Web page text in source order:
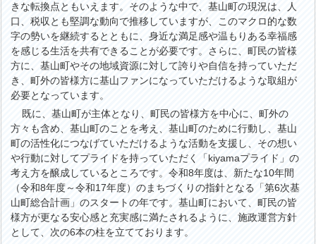
きな転換点ともいえます。そのような中で、基山町の現況は、人
口、税収とも堅調な動向で推移していますが、このマクロ的な数
字の勢いを継続するとともに、身近な満足感や温もりある幸福感
を感じる生活を共有できることが必要です。さらに、町民の皆様
方に、基山町やその地域資源に対して誇りや自信を持っていただ
き、町外の皆様方に基山ファンになっていただけるような取組が
必要となっています。
既に、基山町が主体となり、町民の皆様方を中心に、町外の
方々も含め、基山町のことを考え、基山町のために行動し、基山
町の活性化につなげていただけるような活動を支援し、その想い
や行動に対してプライドを持っていただく「kiyamaプライド」の
考え方を醸成しているところです。令和8年度は、新たな10年間
（令和8年度～令和17年度）のまちづくりの指針となる「第6次基
山町総合計画」のスタートの年です。基山町において、町民の皆
様方が更なる安心感と充実感に満たされるように、施政運営方針
として、次の6本の柱を立てております。